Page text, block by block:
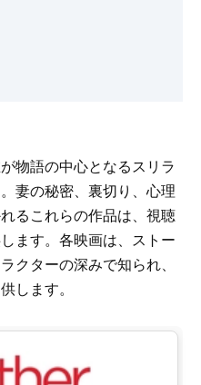
物語の中心となるスリラ
妻の秘密、裏切り、心理
るこれらの作品は、視聴
ます。各映画は、ストー
クターの深みで知られ、
します。